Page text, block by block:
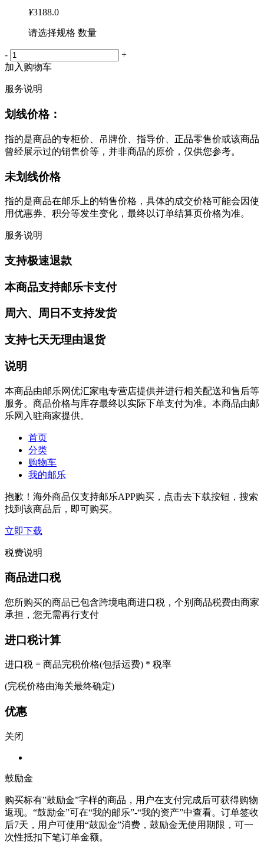
¥3188.0
请选择规格 数量
-
+
加入购物车
服务说明
划线价格：
指的是商品的专柜价、吊牌价、指导价、正品零售价或该商品
曾经展示过的销售价等，并非商品的原价，仅供您参考。
未划线价格
指的是商品在邮乐上的销售价格，具体的成交价格可能会因使
用优惠券、积分等发生变化，最终以订单结算页价格为准。
服务说明
支持极速退款
本商品支持邮乐卡支付
周六、周日不支持发货
支持七天无理由退货
说明
本商品由邮乐网优汇家电专营店提供并进行相关配送和售后等
服务。商品价格与库存最终以实际下单支付为准。本商品由邮
乐网入驻商家提供。
首页
分类
购物车
我的邮乐
抱歉！海外商品仅支持邮乐APP购买，点击去下载按钮，搜索
找到该商品后，即可购买。
立即下载
税费说明
商品进口税
您所购买的商品已包含跨境电商进口税，个别商品税费由商家
承担，您无需再行支付
进口税计算
进口税 = 商品完税价格(包括运费) * 税率
(完税价格由海关最终确定)
优惠
关闭
鼓励金
购买标有”鼓励金”字样的商品，用户在支付完成后可获得购物
返现。“鼓励金”可在“我的邮乐”-“我的资产”中查看。订单签收
后7天，用户可使用“鼓励金”消费，鼓励金无使用期限，可一
次性抵扣下笔订单金额。